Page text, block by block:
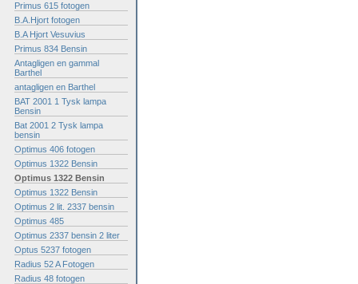
Primus 615 fotogen
B.A.Hjort fotogen
B.A Hjort Vesuvius
Primus 834 Bensin
Antagligen en gammal
Barthel
antagligen en Barthel
BAT 2001 1 Tysk lampa
Bensin
Bat 2001 2 Tysk lampa
bensin
Optimus 406 fotogen
Optimus 1322 Bensin
Optimus 1322 Bensin
Optimus 1322 Bensin
Optimus 2 lit. 2337 bensin
Optimus 485
Optimus 2337 bensin 2 liter
Optus 5237 fotogen
Radius 52 A Fotogen
Radius 48 fotogen